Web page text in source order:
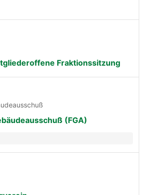
Fraktionssitzung
(FGA)